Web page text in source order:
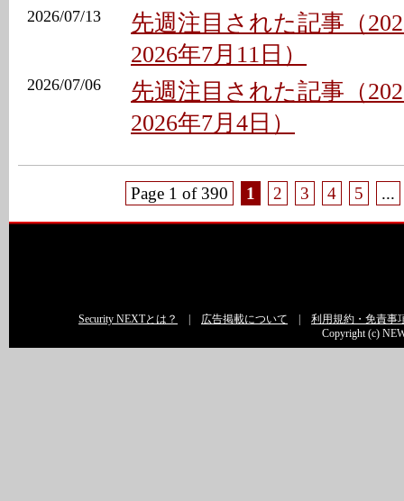
2026/07/13
先週注目された記事（
2026年7月11日）
2026/07/06
先週注目された記事（
2026年7月4日）
Page 1 of 390 1 2 3 4 5 ...
Security NEXTとは？ 広告掲載について
利用規約・免責事
Copyright (c)